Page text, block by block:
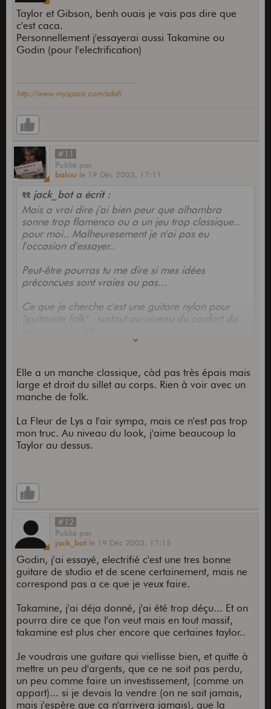
Taylor et Gibson, benh ouais je vais pas dire que
c'est caca.
Personnellement j'essayerai aussi Takamine ou
Godin (pour l'electrification)
http://www.myspace.com/sdafi
#11
Publié par
balou le 19 Déc 2003, 17:11
jack_bot a écrit :
Mais a vrai dire j'ai bien peur que alhambra
sonne trop flamenco ou a un jeu trop classique..
pour moi.. Malheuresement je n'ai pas eu
l'occasion d'essayer..
Peut-être pourras tu me dire si mes idées
préconcues sont vraies ou pas...
Ce que je cherche c'est une guitare nylon pour
"guitariste folk".. surtout au niveau du confort du
Elle a un manche classique, càd pas très épais mais
large et droit du sillet au corps. Rien à voir avec un
manche de folk.
La Fleur de Lys a l'air sympa, mais ce n'est pas trop
mon truc. Au niveau du look, j'aime beaucoup la
Taylor au dessus.
#12
Publié par
jack_bot le 19 Déc 2003, 17:15
Godin, j'ai essayé, electrifié c'est une tres bonne
guitare de studio et de scene certainement, mais ne
correspond pas a ce que je veux faire.
Takamine, j'ai déja donné, j'ai été trop déçu... Et on
pourra dire ce que l'on veut mais en tout massif,
takamine est plus cher encore que certaines taylor..
Je voudrais une guitare qui viellisse bien, et quitte à
mettre un peu d'argents, que ce ne soit pas perdu,
un peu comme faire un investissement, (comme un
appart)... si je devais la vendre (on ne sait jamais,
mais j'espère que ça n'arrivera jamais), que la